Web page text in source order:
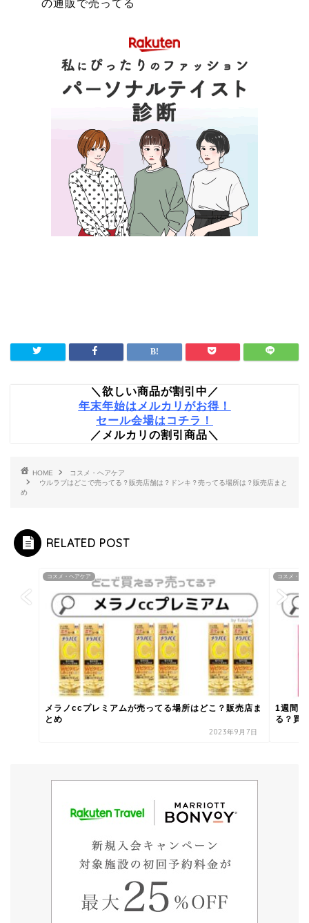
の通販で売ってる
＼欲しい商品が割引中／
年末年始はメルカリがお得！
セール会場はコチラ！
／メルカリの割引商品＼
HOME
コスメ・ヘアケア
ウルラブはどこで売ってる？販売店舗は？ドンキ？売ってる場所は？販売店まと
め
RELATED POST
コスメ・ヘアケア
メラノccプレミアムが売ってる場所はどこ？販売店ま
とめ
2023年9月7日
コスメ・ヘ
1週間
る？買